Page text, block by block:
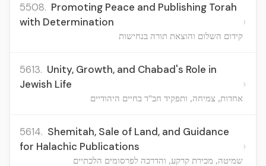
5508. Promoting Peace and Publishing Torah
with Determination
קידום השלום והוצאת תורה בנחישות
›
5613. Unity, Growth, and Chabad's Role in
Jewish Life
אחדות, צמיחה, ותפקיד חב"ד בחיים היהודיים
›
5614. Shemitah, Sale of Land, and Guidance
for Halachic Publications
שמיטה, מכירת קרקע, והדרכה לפרסומים הלכתיים
›